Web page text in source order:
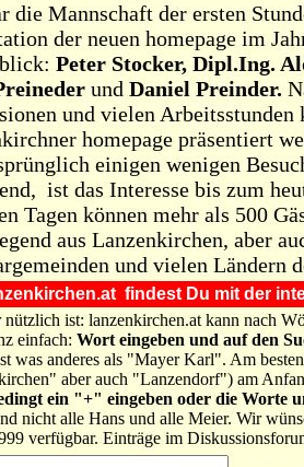
die Mannschaft der ersten
der neuen homepage im
Peter Stocker, Dipl.Ing.
und Daniel Preinder.
und vielen Arbeitsstunden
homepage präsentiert
einigen wenigen
ist das Interesse bis zum
Tagen können mehr als 500
aus Lanzenkirchen, aber
und vielen Ländern
findest Du mit der
nützlich ist: lanzenkirchen.at kann nach
einfach: Wort eingeben und auf den
was anderes als "Mayer Karl". Am
aber auch "Lanzendorf") am
ein "+" eingeben oder die Worte
nicht alle Hans und alle Meier. Wir
verfügbar. Einträge im